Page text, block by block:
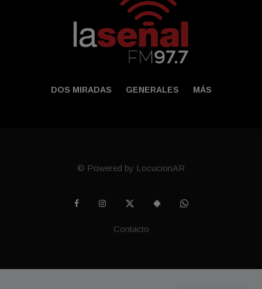
DOS MIRADAS GENERALES MÁS
© Powered by LocucionAR
Contacto